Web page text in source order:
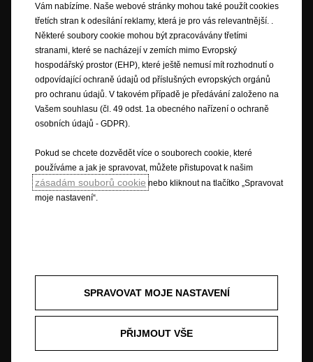
Budoucnost patří všem © Opel 2022
Ochranná známka a autorské právo
Osobní údaje a právní aspekty
Spotřeba paliva dle jízdního cyklu WLTP
Právní ujednání
Recyklace
Opel worldwide
Prohlášení o shodě
Nastavení cookies
Informace k EU Data Act
správný a aktuální, ale nepřijímá žádnou odpovědnost za jakékoliv nároky
či ztráty vyplývající ze spoléhání se na obsah této stránky. Některé
informace na této stránce mohou být nesprávné v důsledku změn u
výrobku, které se mohly od jeho uvedení na trh objevit. Některé popsané
Ilustrace a popisy mohou odkazovat nebo zobrazovat výbavu za
příplatek, která není součástí standardní dodávky. Tyto informace jsou
aktuální k době uveřejnění. Vyhrazujeme si právo provádět změny v
designu i složení výbav. Barvy zde zobrazené jsou pouze přibližné.
Vám nabízíme. Naše webové stránky mohou také použít cookies
třetích stran k odesílání reklamy, která je pro vás relevantnější. .
Některé soubory cookie mohou být zpracovávány třetími
stranami, které se nacházejí v zemích mimo Evropský
hospodářský prostor (EHP), které ještě nemusí mít rozhodnutí o
odpovídající ochraně údajů od příslušných evropských orgánů
pro ochranu údajů. V takovém případě je předávání založeno na
Vašem souhlasu (čl. 49 odst. 1a obecného nařízení o ochraně
osobních údajů - GDPR).
Pokud se chcete dozvědět více o souborech cookie, které
používáme a jak je spravovat, můžete přistupovat k našim
zásadám souborů cookie nebo kliknout na tlačítko „Spravovat
moje nastavení“.
SPRAVOVAT MOJE NASTAVENÍ
PŘIJMOUT VŠE